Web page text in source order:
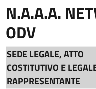
N.A.A.A.
ODV
SEDE LEGALE, ATTO
COSTITUTIVO E
RAPPRESENTANTE